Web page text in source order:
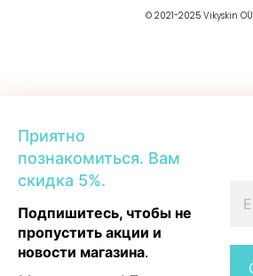
Приятно
познакомиться. Вам
скидка 5%.
Подпишитесь, чтобы не
пропустить акции и
новости магазина.
© 2021-2025 Vikyskin OÜ